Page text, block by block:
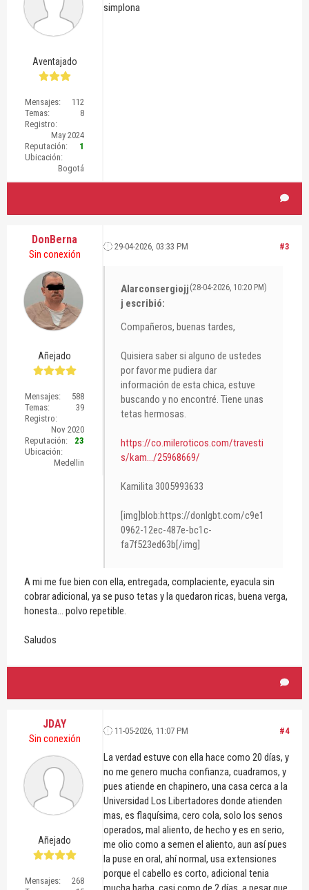
Aventajado
Mensajes:
112
Temas:
8
Registro:
May 2024
Reputación:
1
Ubicación:
Bogotá
simplona
DonBerna
Sin conexión
Añejado
Mensajes:
588
Temas:
39
Registro:
Nov 2020
Reputación:
23
Ubicación:
Medellin
#3
29-04-2026, 03:33 PM
(28-04-2026, 10:20 PM)
Alarconsergiojj
j escribió:
Compañeros, buenas tardes,
Quisiera saber si alguno de ustedes
por favor me pudiera dar
información de esta chica, estuve
buscando y no encontré. Tiene unas
tetas hermosas.
https://co.mileroticos.com/travesti
s/kam.../25968669/
Kamilita 3005993633
[img]blob:https://donlgbt.com/c9e1
0962-12ec-487e-bc1c-
fa7f523ed63b[/img]
A mi me fue bien con ella, entregada, complaciente, eyacula sin
cobrar adicional, ya se puso tetas y la quedaron ricas, buena verga,
honesta... polvo repetible.
Saludos
JDAY
Sin conexión
Añejado
Mensajes:
268
#4
11-05-2026, 11:07 PM
La verdad estuve con ella hace como 20 días, y
no me genero mucha confianza, cuadramos, y
pues atiende en chapinero, una casa cerca a la
Universidad Los Libertadores donde atienden
mas, es flaquísima, cero cola, solo los senos
operados, mal aliento, de hecho y es en serio,
me olio como a semen el aliento, aun así pues
la puse en oral, ahí normal, usa extensiones
porque el cabello es corto, adicional tenia